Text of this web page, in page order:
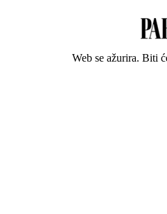
Web se ažurira. Biti